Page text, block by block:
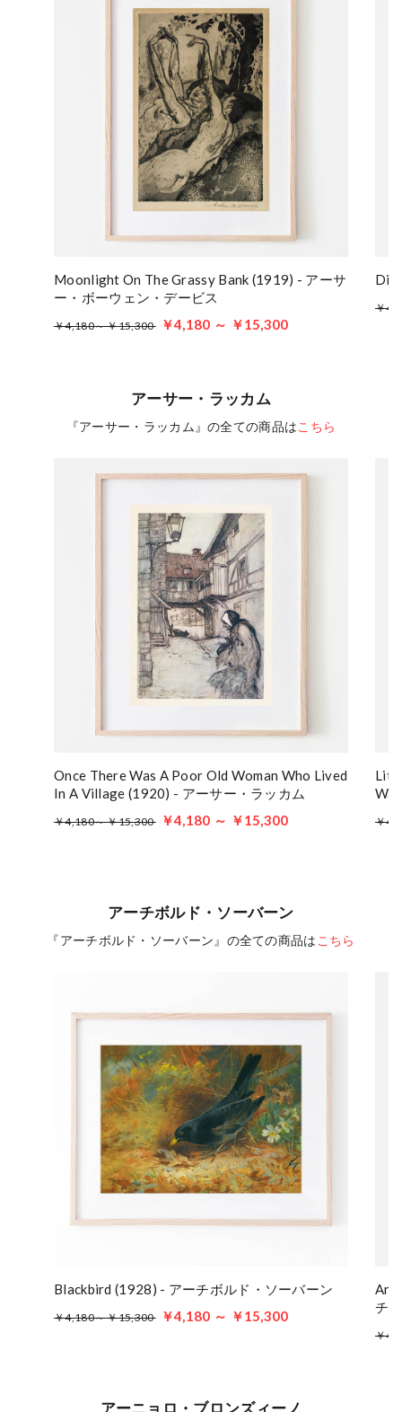
Moonlight On The Grassy Bank (1919) - アーサ
ー・ボーウェン・デービス
￥4,180～ ￥15,300 ￥4,180 ～ ￥15,300
￥
アーサー・ラッカム
『アーサー・ラッカム』の全ての商品はこちら
Once There Was A Poor Old Woman Who Lived
In A Village (1920) - アーサー・ラッカム
￥4,180～ ￥15,300 ￥4,180 ～ ￥15,300 ￥
アーチボルド・ソーバーン
『アーチボルド・ソーバーン』の全ての商品は こちら
Blackbird (1928) - アーチボルド・ソーバーン
￥4,180～ ￥15,300 ￥4,180 ～ ￥15,300
An
チ
￥
アーニョロ・ブロンズィーノ